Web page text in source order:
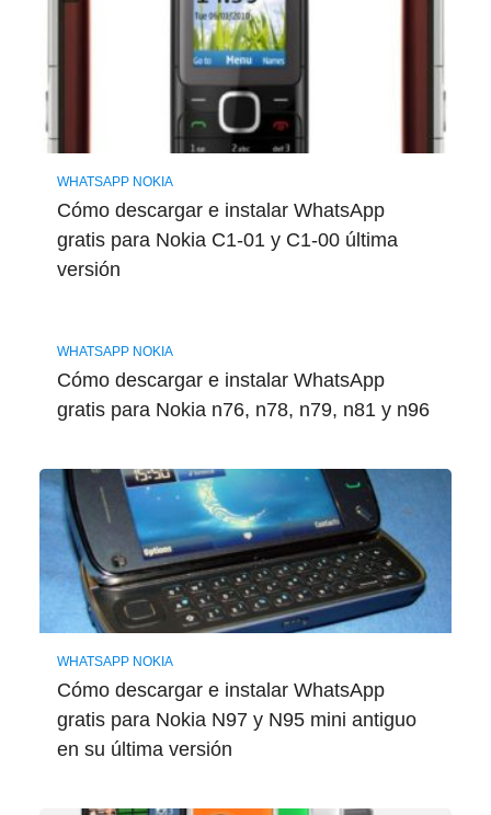
WHATSAPP NOKIA
Cómo descargar e instalar WhatsApp
gratis para Nokia C1-01 y C1-00 última
versión
WHATSAPP NOKIA
Cómo descargar e instalar WhatsApp
gratis para Nokia n76, n78, n79, n81 y n96
WHATSAPP NOKIA
Cómo descargar e instalar WhatsApp
gratis para Nokia N97 y N95 mini antiguo
en su última versión